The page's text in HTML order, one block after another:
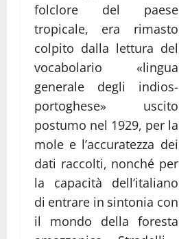
folclore del paese
tropicale, era rimasto
colpito dalla lettura del
vocabolario «lingua
generale degli indios-
portoghese» uscito
postumo nel 1929, per la
mole e l’accuratezza dei
dati raccolti, nonché per
la capacità dell’italiano
di entrare in sintonia con
il mondo della foresta